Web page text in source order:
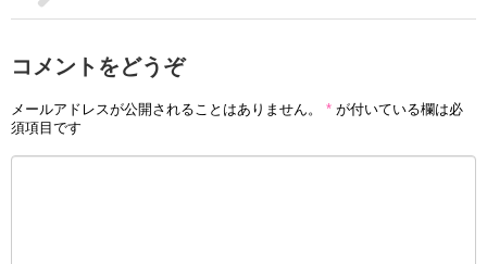
コメントをどうぞ
メールアドレスが公開されることはありません。 * が付いている欄は必
須項目です